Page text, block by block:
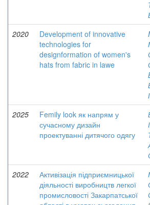
2020
Development of innovative
technologies for
designformation of women's
hats from fabric in lawe
2025
Femily look як напрям у
сучасному дизайн
проектуванні дитячого одягу
2022
Активізація підприємницької
діяльності виробництв легкої
промисловості Закарпатської